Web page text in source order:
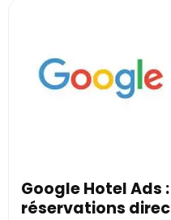
Google Hotel Ads
réservations